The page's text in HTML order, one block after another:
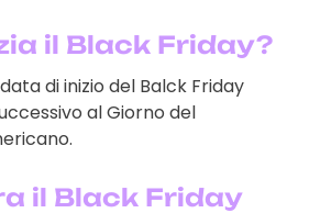
il Black Friday?
di inizio del Balck Friday
al Giorno del
il Black Friday